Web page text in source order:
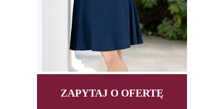
ZAPYTAJ O OFERTĘ